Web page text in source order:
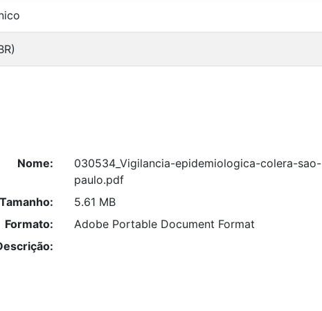
Nome:
030534_Vigilancia-epidemiologica-colera-sao-
paulo.pdf
Tamanho:
5.61 MB
Formato:
Adobe Portable Document Format